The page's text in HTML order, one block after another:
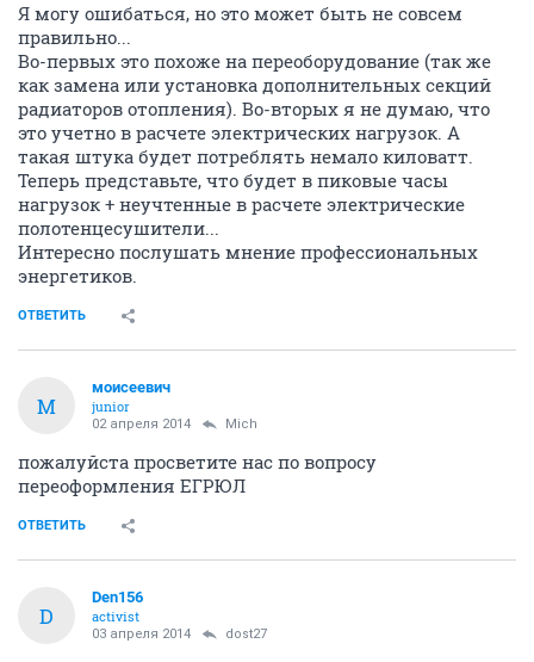
Я могу ошибаться, но это может быть не совсем
правильно...
Во-первых это похоже на переоборудование (так же
как замена или установка дополнительных секций
радиаторов отопления). Во-вторых я не думаю, что
это учетно в расчете электрических нагрузок. А
такая штука будет потреблять немало киловатт.
Теперь представьте, что будет в пиковые часы
нагрузок + неучтенные в расчете электрические
полотенцесушители...
Интересно послушать мнение профессиональных
энергетиков.
ОТВЕТИТЬ
М
моисеевич
junior
02 апреля 2014 Mich
пожалуйста просветите нас по вопросу
переоформления ЕГРЮЛ
ОТВЕТИТЬ
D
Den156
activist
03 апреля 2014 dost27